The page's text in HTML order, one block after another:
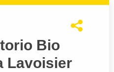
Bio
Lavoisier